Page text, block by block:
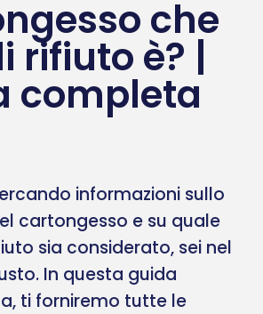
che
rifiuto è? |
completa
informazioni sullo
cartongesso e su quale
sia considerato, sei nel
In questa guida
ti forniremo tutte le